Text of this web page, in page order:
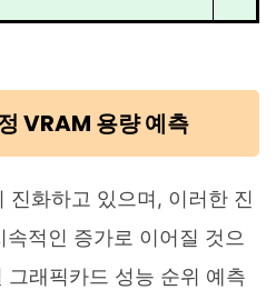
VRAM 용량 예측
진화하고 있으며, 이러한 진
적인 증가로 이어질 것으
그래픽카드 성능 순위 예측